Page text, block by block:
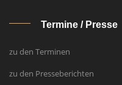
Ter­mi­ne / Pres­se
zu den Terminen
zu den Presseberichten